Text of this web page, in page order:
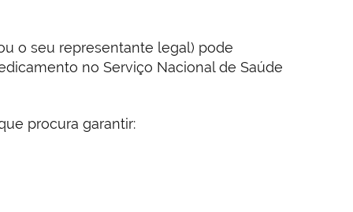
o seu representante legal) pode
no Serviço Nacional de Saúde
procura garantir: